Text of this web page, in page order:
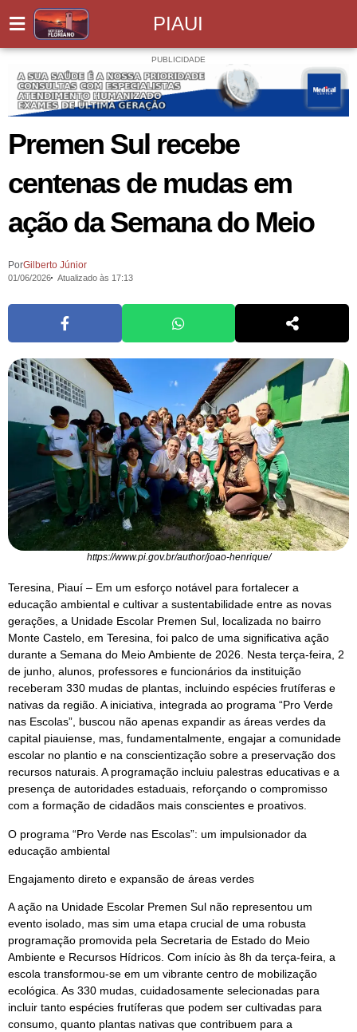
PIAUI
PUBLICIDADE
Premen Sul recebe
centenas de mudas em
ação da Semana do Meio
PorGilberto Júnior
01/06/2026 Atualizado às 17:13
https://www.pi.gov.br/author/joao-henrique/
Teresina, Piauí – Em um esforço notável para fortalecer a
educação ambiental e cultivar a sustentabilidade entre as novas
gerações, a Unidade Escolar Premen Sul, localizada no bairro
Monte Castelo, em Teresina, foi palco de uma significativa ação
durante a Semana do Meio Ambiente de 2026. Nesta terça-feira, 2
de junho, alunos, professores e funcionários da instituição
receberam 330 mudas de plantas, incluindo espécies frutíferas e
nativas da região. A iniciativa, integrada ao programa “Pro Verde
nas Escolas”, buscou não apenas expandir as áreas verdes da
capital piauiense, mas, fundamentalmente, engajar a comunidade
escolar no plantio e na conscientização sobre a preservação dos
recursos naturais. A programação incluiu palestras educativas e a
presença de autoridades estaduais, reforçando o compromisso
com a formação de cidadãos mais conscientes e proativos.
O programa “Pro Verde nas Escolas”: um impulsionador da
educação ambiental
Engajamento direto e expansão de áreas verdes
A ação na Unidade Escolar Premen Sul não representou um
evento isolado, mas sim uma etapa crucial de uma robusta
programação promovida pela Secretaria de Estado do Meio
Ambiente e Recursos Hídricos. Com início às 8h da terça-feira, a
escola transformou-se em um vibrante centro de mobilização
ecológica. As 330 mudas, cuidadosamente selecionadas para
incluir tanto espécies frutíferas que podem ser cultivadas para
consumo, quanto plantas nativas que contribuem para a